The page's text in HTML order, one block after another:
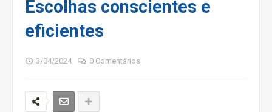
Escolhas conscientes e
eficientes
3/04/2024 0 Comentários